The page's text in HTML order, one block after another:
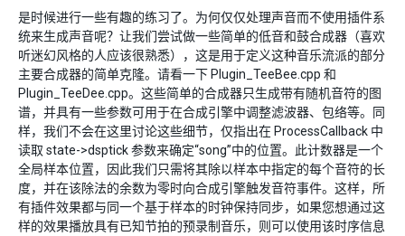
是时候进行一些有趣的练习了。为何仅仅处理声音而不使用插件系
统来生成声音呢？让我们尝试做一些简单的低音和鼓合成器（喜欢
听迷幻风格的人应该很熟悉），这是用于定义这种音乐流派的部分
主要合成器的简单克隆。请看一下 Plugin_TeeBee.cpp 和
Plugin_TeeDee.cpp。这些简单的合成器只生成带有随机音符的图
谱，并具有一些参数可用于在合成引擎中调整滤波器、包络等。同
样，我们不会在这里讨论这些细节，仅指出在 ProcessCallback 中
读取 state->dsptick 参数来确定“song”中的位置。此计数器是一个
全局样本位置，因此我们只需将其除以样本中指定的每个音符的长
度，并在该除法的余数为零时向合成引擎触发音符事件。这样，所
有插件效果都与同一个基于样本的时钟保持同步，如果您想通过这
样的效果播放具有已知节拍的预录制音乐，则可以使用该时序信息